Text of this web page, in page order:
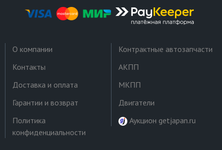
О компании
Контакты
Доставка и оплата
Гарантии и возврат
Политика
конфиденциальности
Контрактные автозапчасти
АКПП
МКПП
Двигатели
Аукцион getjapan.ru